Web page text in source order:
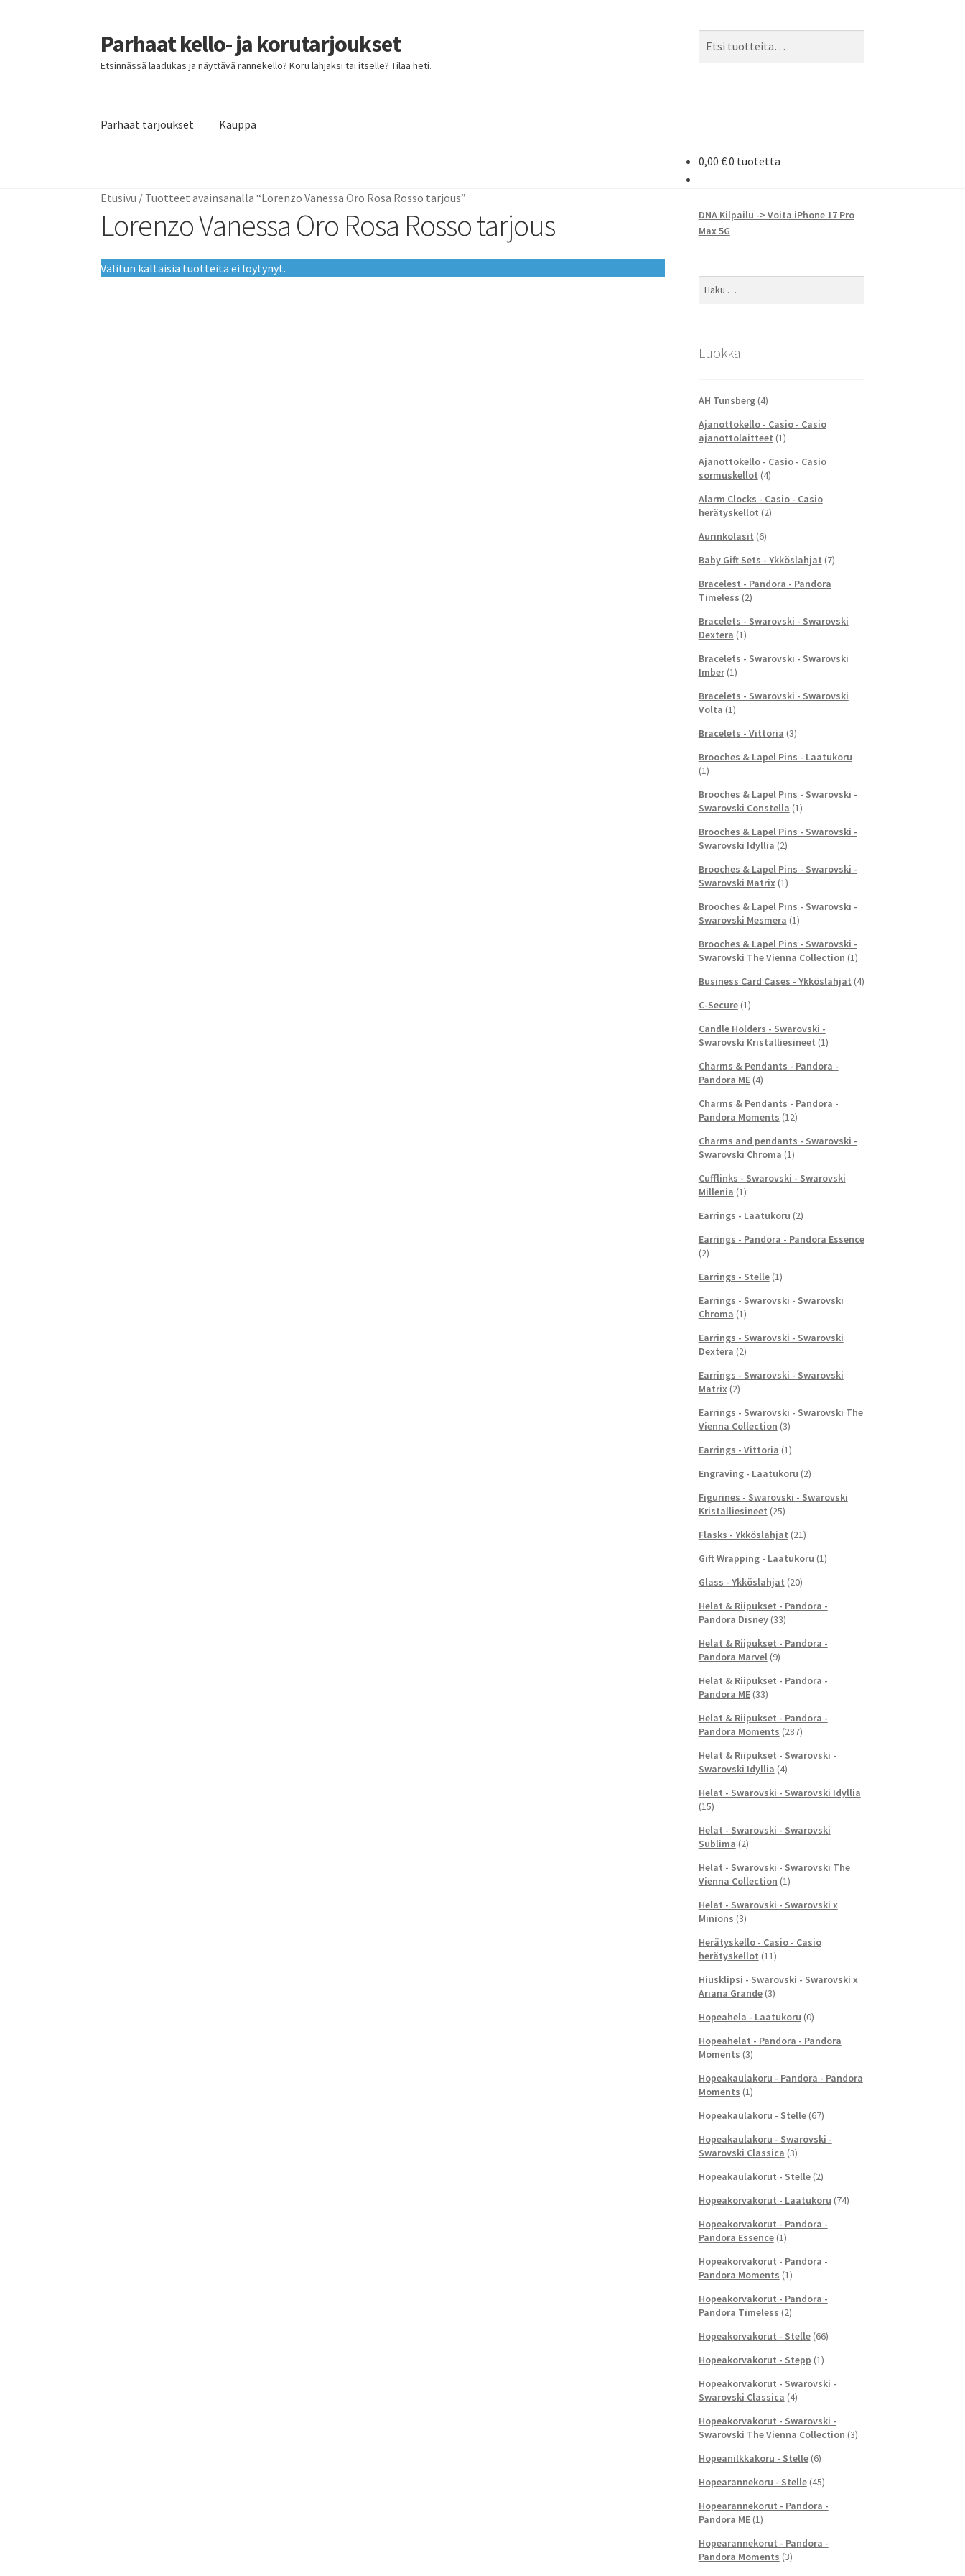
Siirry
navigointiin
Siirry
sisältöön
Parhaat kello- ja korutarjoukset
Etsinnässä laadukas ja näyttävä rannekello? Koru lahjaksi tai itselle? Tilaa heti.
Parhaat tarjoukset Kauppa
0,00 €0 tuotetta
Etusivu / Tuotteet avainsanalla “Lorenzo Vanessa Oro Rosa Rosso tarjous”
Lorenzo Vanessa Oro Rosa Rosso tarjous
Valitun kaltaisia tuotteita ei löytynyt.
DNA Kilpailu -> Voita iPhone 17 Pro
Max 5G
Haku:
Luokka
AH Tunsberg (4)
Ajanottokello - Casio - Casio
ajanottolaitteet (1)
Ajanottokello - Casio - Casio
sormuskellot (4)
Alarm Clocks - Casio - Casio
herätyskellot (2)
Aurinkolasit (6)
Baby Gift Sets - Ykköslahjat (7)
Bracelest - Pandora - Pandora
Timeless (2)
Bracelets - Swarovski - Swarovski
Dextera (1)
Bracelets - Swarovski - Swarovski
Imber (1)
Bracelets - Swarovski - Swarovski
Volta (1)
Bracelets - Vittoria (3)
Brooches & Lapel Pins - Laatukoru
(1)
Brooches & Lapel Pins - Swarovski -
Swarovski Constella (1)
Brooches & Lapel Pins - Swarovski -
Swarovski Idyllia (2)
Brooches & Lapel Pins - Swarovski -
Swarovski Matrix (1)
Brooches & Lapel Pins - Swarovski -
Swarovski Mesmera (1)
Brooches & Lapel Pins - Swarovski -
Swarovski The Vienna Collection (1)
Business Card Cases - Ykköslahjat (4)
C-Secure (1)
Candle Holders - Swarovski -
Swarovski Kristalliesineet (1)
Charms & Pendants - Pandora -
Pandora ME (4)
Charms & Pendants - Pandora -
Pandora Moments (12)
Charms and pendants - Swarovski -
Swarovski Chroma (1)
Cufflinks - Swarovski - Swarovski
Millenia (1)
Earrings - Laatukoru (2)
Earrings - Pandora - Pandora Essence
(2)
Earrings - Stelle (1)
Earrings - Swarovski - Swarovski
Chroma (1)
Earrings - Swarovski - Swarovski
Dextera (2)
Earrings - Swarovski - Swarovski
Matrix (2)
Earrings - Swarovski - Swarovski The
Vienna Collection (3)
Earrings - Vittoria (1)
Engraving - Laatukoru (2)
Figurines - Swarovski - Swarovski
Kristalliesineet (25)
Flasks - Ykköslahjat (21)
Gift Wrapping - Laatukoru (1)
Glass - Ykköslahjat (20)
Helat & Riipukset - Pandora -
Pandora Disney (33)
Helat & Riipukset - Pandora -
Pandora Marvel (9)
Helat & Riipukset - Pandora -
Pandora ME (33)
Helat & Riipukset - Pandora -
Pandora Moments (287)
Helat & Riipukset - Swarovski -
Swarovski Idyllia (4)
Helat - Swarovski - Swarovski Idyllia
(15)
Helat - Swarovski - Swarovski
Sublima (2)
Helat - Swarovski - Swarovski The
Vienna Collection (1)
Helat - Swarovski - Swarovski x
Minions (3)
Herätyskello - Casio - Casio
herätyskellot (11)
Hiusklipsi - Swarovski - Swarovski x
Ariana Grande (3)
Hopeahela - Laatukoru (0)
Hopeahelat - Pandora - Pandora
Moments (3)
Hopeakaulakoru - Pandora - Pandora
Moments (1)
Hopeakaulakoru - Stelle (67)
Hopeakaulakoru - Swarovski -
Swarovski Classica (3)
Hopeakaulakorut - Stelle (2)
Hopeakorvakorut - Laatukoru (74)
Hopeakorvakorut - Pandora -
Pandora Essence (1)
Hopeakorvakorut - Pandora -
Pandora Moments (1)
Hopeakorvakorut - Pandora -
Pandora Timeless (2)
Hopeakorvakorut - Stelle (66)
Hopeakorvakorut - Stepp (1)
Hopeakorvakorut - Swarovski -
Swarovski Classica (4)
Hopeakorvakorut - Swarovski -
Swarovski The Vienna Collection (3)
Hopeanilkkakoru - Stelle (6)
Hopearannekoru - Stelle (45)
Hopearannekorut - Pandora -
Pandora ME (1)
Hopearannekorut - Pandora -
Pandora Moments (3)